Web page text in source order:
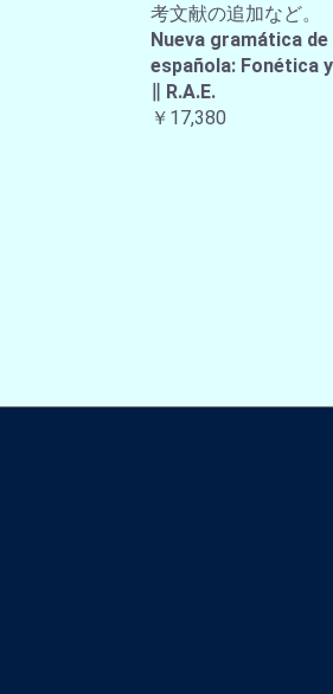
考文献の追加など。
Nueva gramática de
española: Fonética
∥ R.A.E.
￥17,380